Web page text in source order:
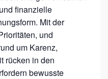
finanzielle
Mit der
und
um Karenz,
rücken in den
bewusste